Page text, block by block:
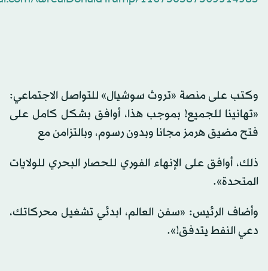
وكتب على منصة «تروث سوشيال» للتواصل الاجتماعي:
«تهانينا للجميع! بموجب هذا، أوافق بشكل كامل على
فتح مضيق هرمز مجانا وبدون رسوم، وبالتزامن مع
ذلك، أوافق على الإنهاء الفوري للحصار البحري للولايات
المتحدة».
وأضاف الرئيس: «سفن العالم، ابدئي تشغيل محركاتك،
دعي النفط يتدفق!».